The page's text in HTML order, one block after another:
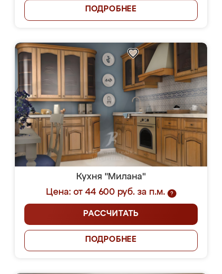
ПОДРОБНЕЕ
Кухня "Милана"
Цена: от 44 600 руб. за п.м.
?
РАССЧИТАТЬ
ПОДРОБНЕЕ